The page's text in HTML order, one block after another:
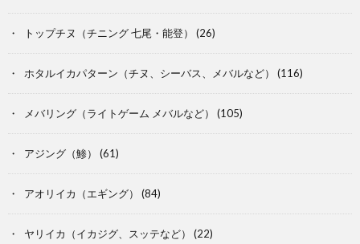
トップチヌ（チニング 七尾・能登） (26)
ホタルイカパターン（チヌ、シーバス、メバルなど） (116)
メバリング（ライトゲーム メバルなど） (105)
アジング（鯵） (61)
アオリイカ（エギング） (84)
ヤリイカ（イカジグ、スッテなど） (22)